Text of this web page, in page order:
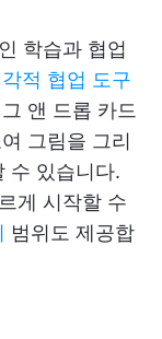
학습과 협업
적 협업 도구
앤 드롭 카드
그림을 그리
수 있습니다.
게 시작할 수
범위도 제공합